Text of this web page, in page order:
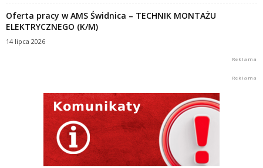
Oferta pracy w AMS Świdnica – TECHNIK MONTAŻU
ELEKTRYCZNEGO (K/M)
14 lipca 2026